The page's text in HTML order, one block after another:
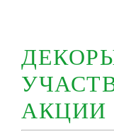
АКЦИИ